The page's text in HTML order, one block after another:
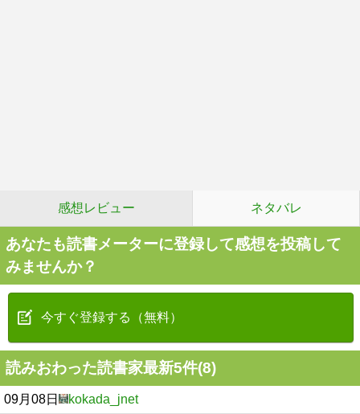
感想レビュー ネタバレ
あなたも読書メーターに登録して感想を投稿して
みませんか？
今すぐ登録する（無料）
読みおわった読書家最新5件(8)
09月08日 kokada_jnet